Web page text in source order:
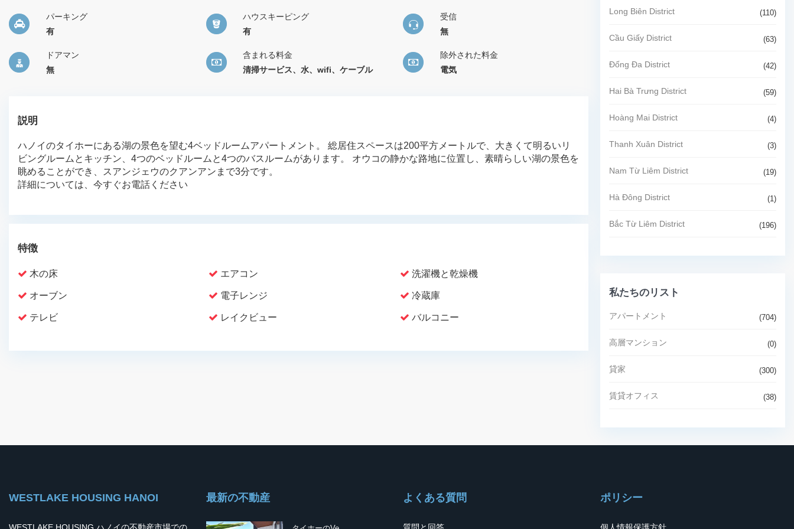
パーキング
有
ハウスキーピング
有
受信
無
ドアマン
無
含まれる料金
清掃サービス、水、wifi、ケーブル
除外された料金
電気
説明
ハノイのタイホーにある湖の景色を望む4ベッドルームアパートメント。 総居住スペースは200平方メートルで、大きくて明るいリ
ビングルームとキッチン、4つのベッドルームと4つのバスルームがあります。 オウコの静かな路地に位置し、素晴らしい湖の景色を
眺めることができ、スアンジェウのクアンアンまで3分です。
詳細については、今すぐお電話ください
特徴
木の床 エアコン 洗濯機と乾燥機
オーブン 電子レンジ 冷蔵庫
テレビ レイクビュー バルコニー
Long Biên District (110)
Cầu Giấy District (63)
Đống Đa District (42)
Hai Bà Trưng District (59)
Hoàng Mai District (4)
Thanh Xuân District (3)
Nam Từ Liêm District (19)
Hà Đông District (1)
Bắc Từ Liêm District (196)
私たちのリスト
アパートメント (704)
高層マンション (0)
貸家 (300)
賃貸オフィス (38)
WESTLAKE HOUSING HANOI
WESTLAKE HOUSING ハノイの不動産市場での
最新の不動産 よくある質問
質問と回答
ポリシー
個人情報保護方針